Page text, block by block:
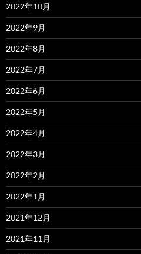
2022年10月
2022年9月
2022年8月
2022年7月
2022年6月
2022年5月
2022年4月
2022年3月
2022年2月
2022年1月
2021年12月
2021年11月